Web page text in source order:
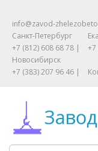
info@zavod-
Санкт-Петербург
+7 (812) 608 68 78 |
+7
Новосибирск
+7 (383) 207 96 46 |